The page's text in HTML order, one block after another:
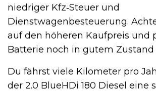
niedriger Kfz‑Steuer und
Dienstwagenbesteuerung.
auf den höheren Kaufpreis und
Batterie noch in gutem Zustand
Du fährst viele Kilometer pro
der 2.0 BlueHDi 180 Diesel eine